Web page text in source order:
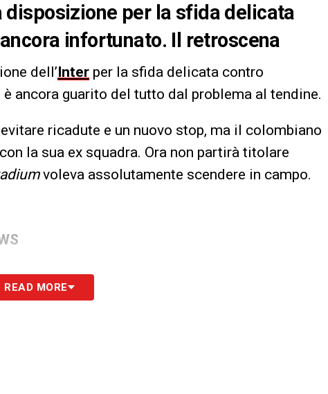
disposizione per la sfida delicata
infortunato. Il retroscena
dell’Inter per la sfida delicata contro
ancora guarito del tutto dal problema al tendine.
ricadute e un nuovo stop, ma il colombiano
la sua ex squadra. Ora non partirà titolare
voleva assolutamente scendere in campo.
READ MORE